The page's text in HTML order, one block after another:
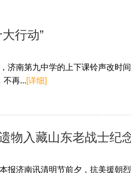
行动”
济南第九中学的上下课铃声改时
不再...[详细]
物入藏山东老战士纪
报济南讯清明节前夕，抗美援朝